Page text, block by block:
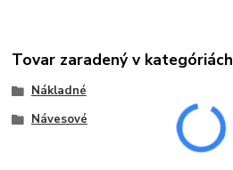
Tovar zaradený v kategóriách
Nákladné
Návesové